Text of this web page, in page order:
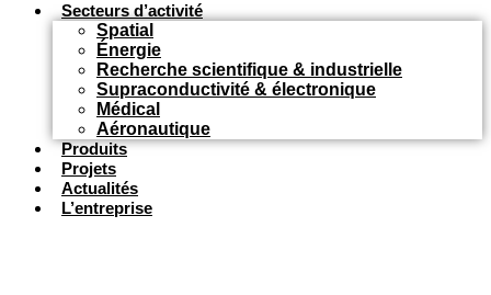
Secteurs d’activité
Spatial
Énergie
Recherche scientifique & industrielle
Supraconductivité & électronique
Médical
Aéronautique
Produits
Projets
Actualités
L’entreprise